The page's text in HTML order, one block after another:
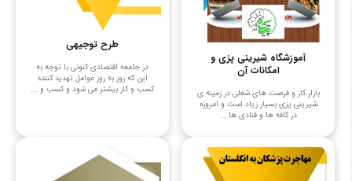
آموزشگاه شیرینی پزی و
امکانات آن
بازار کار و فرصت ‌های شغلی در زمینه ی
شیرینی پزی بسیار زیاد است و امروزه
در کافه ها و قنادی ها ...
طرح توجیهی
در جامعه اقتصادی کنونی با توجه به
این که روز به روز عوامل تهدید کننده
کسب و کار بیشتر می شود و کسب و ...